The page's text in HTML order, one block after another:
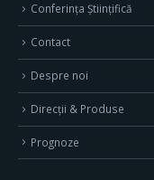
Conferința Științifică
Contact
Despre noi
Direcţii & Produse
Prognoze